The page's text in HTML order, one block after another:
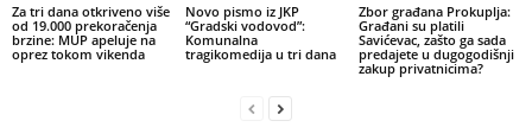
Za tri dana otkriveno više
od 19.000 prekoračenja
brzine: MUP apeluje na
oprez tokom vikenda
Novo pismo iz JKP
“Gradski vodovod”:
Komunalna
tragikomedija u tri dana
Zbor građana Prokuplja:
Građani su platili
Savićevac, zašto ga sada
predajete u dugogodišnji
zakup privatnicima?